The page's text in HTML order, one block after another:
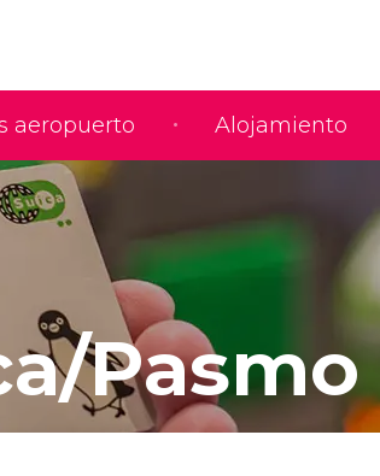
aeropuerto Alojamiento
Pasmo